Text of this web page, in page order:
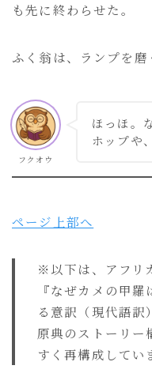
も先に終わらせた。
ふく翁は、ランプを磨
フクオウ
ほっほ。
ホップや
ページ上部へ
※以下は、アフリ
『なぜカメの甲
る意訳（現代語訳
原典のストーリー
すく再構成してい